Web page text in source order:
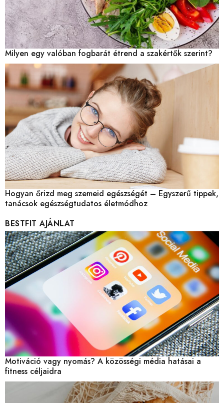
Milyen egy valóban fogbarát étrend a szakértők szerint?
Hogyan őrizd meg szemeid egészségét – Egyszerű tippek,
tanácsok egészségtudatos életmódhoz
BESTFIT AJÁNLAT
Motiváció vagy nyomás? A közösségi média hatásai a
fitness céljaidra